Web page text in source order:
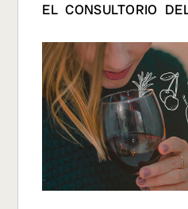
EL CONSULTORIO